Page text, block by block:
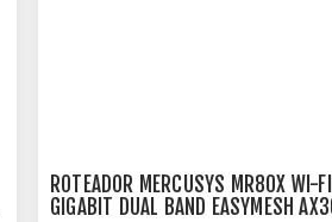
ROTEADOR MERCUSYS MR80X WI-
GIGABIT DUAL BAND EASYMESH